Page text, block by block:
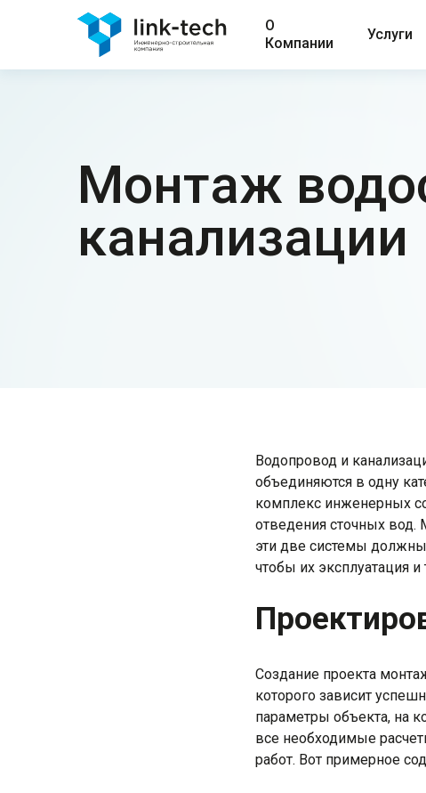
О
Компании
Услуги
Монтаж
канализации
Водопровод и
объединяются в одну
комплекс инженерных
отведения сточных вод.
эти две системы
чтобы их эксплуатация
Создание проекта
которого зависит
параметры объекта, на
все необходимые
работ. Вот примерное